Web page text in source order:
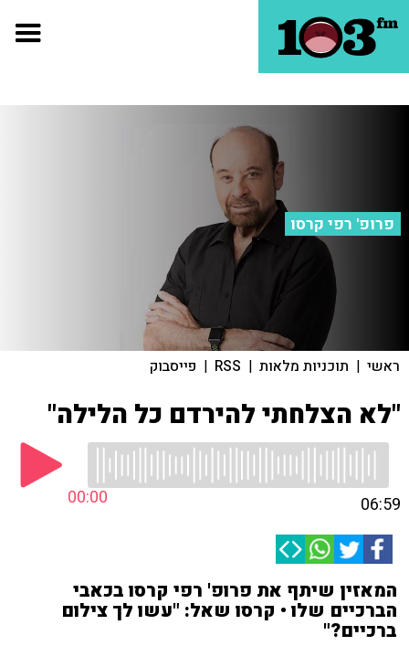
פרופ' רפי קרסו
ראשי | תוכניות מלאות |
RSS
| פייסבוק
"לא הצלחתי להירדם כל הלילה"
00:00 06:59
המאזין שיתף את פרופ' רפי קרסו בכאבי
הברכיים שלו • קרסו שאל: "עשו לך צילום
ברכיים?"